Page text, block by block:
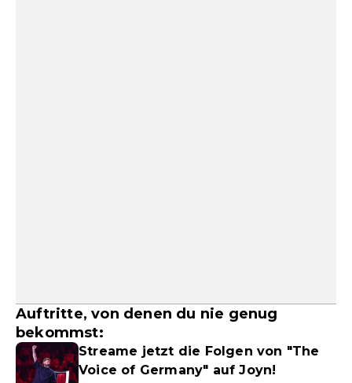
Auftritte, von denen du nie genug
bekommst:
Streame jetzt die Folgen von "The
Voice of Germany" auf Joyn!